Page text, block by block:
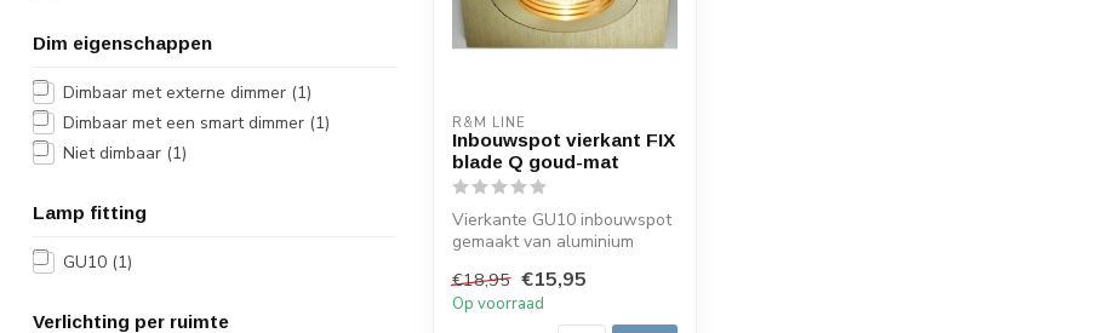
Dim eigenschappen
Dimbaar met externe dimmer (1)
Dimbaar met een smart dimmer (1)
Niet dimbaar (1)
Lamp fitting
GU10 (1)
Verlichting per ruimte
R&M LINE
Inbouwspot vierkant FIX
blade Q goud-mat
Vierkante GU10 inbouwspot
gemaakt van aluminium
inbouw a...
€18,95 €15,95
Op voorraad